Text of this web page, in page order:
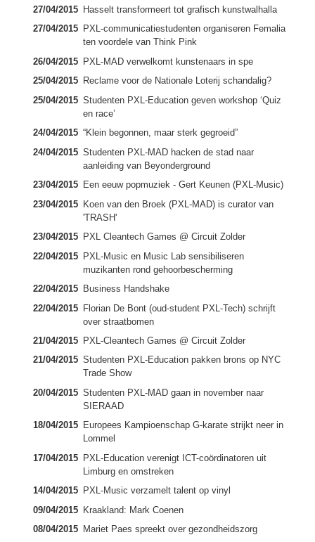
27/04/2015 Hasselt transformeert tot grafisch kunstwalhalla
27/04/2015 PXL-communicatiestudenten organiseren Femalia
ten voordele van Think Pink
26/04/2015 PXL-MAD verwelkomt kunstenaars in spe
25/04/2015 Reclame voor de Nationale Loterij schandalig?
25/04/2015 Studenten PXL-Education geven workshop ‘Quiz
en race’
24/04/2015 “Klein begonnen, maar sterk gegroeid”
24/04/2015 Studenten PXL-MAD hacken de stad naar
aanleiding van Beyonderground
23/04/2015 Een eeuw popmuziek - Gert Keunen (PXL-Music)
23/04/2015 Koen van den Broek (PXL-MAD) is curator van
'TRASH'
23/04/2015 PXL Cleantech Games @ Circuit Zolder
22/04/2015 PXL-Music en Music Lab sensibiliseren
muzikanten rond gehoorbescherming
22/04/2015 Business Handshake
22/04/2015 Florian De Bont (oud-student PXL-Tech) schrijft
over straatbomen
21/04/2015 PXL-Cleantech Games @ Circuit Zolder
21/04/2015 Studenten PXL-Education pakken brons op NYC
Trade Show
20/04/2015 Studenten PXL-MAD gaan in november naar
SIERAAD
18/04/2015 Europees Kampioenschap G-karate strijkt neer in
Lommel
17/04/2015 PXL-Education verenigt ICT-coördinatoren uit
Limburg en omstreken
14/04/2015 PXL-Music verzamelt talent op vinyl
09/04/2015 Kraakland: Mark Coenen
08/04/2015 Mariet Paes spreekt over gezondheidszorg